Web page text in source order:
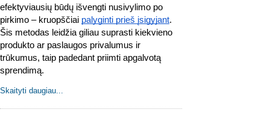
efektyviausių būdų išvengti nusivylimo po
pirkimo – kruopščiai palyginti prieš įsigyjant.
Šis metodas leidžia giliau suprasti kiekvieno
produkto ar paslaugos privalumus ir
trūkumus, taip padedant priimti apgalvotą
sprendimą.
Skaityti daugiau...